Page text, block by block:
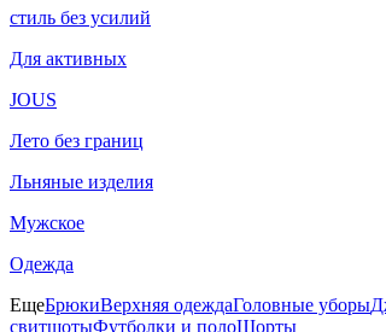
стиль без усилий
Для активных
JOUS
Лето без границ
Льняные изделия
Мужское
Одежда
ЕщеБрюкиВерхняя одеждаГоловные уборы
свитшотыФутболки и полоШорты